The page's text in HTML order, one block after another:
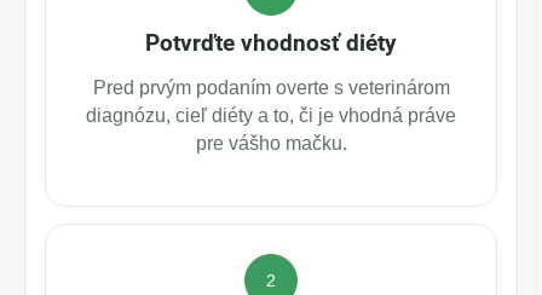
Potvrďte vhodnosť diéty
Pred prvým podaním overte s veterinárom
diagnózu, cieľ diéty a to, či je vhodná práve
pre vášho mačku.
2